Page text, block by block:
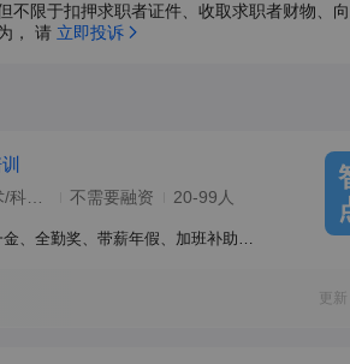
不限于扣押求职者证件、收取求职者财物、
， 请 立即投诉
不需要融资 20-99人
年终奖、五险一金、全勤奖、带薪年假、加班补助、员工旅游、节日福利、交通补助
更